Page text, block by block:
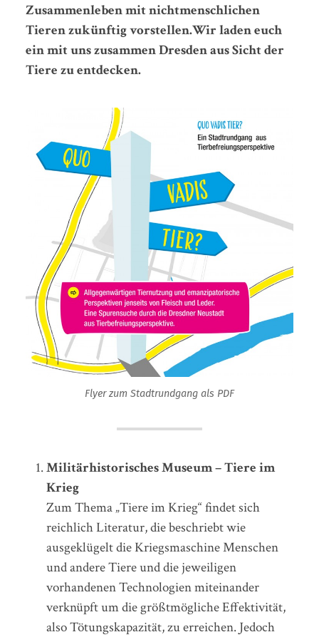
Zusammenleben mit nichtmenschlichen
Tieren zukünftig vorstellen.Wir laden euch
ein mit uns zusammen Dresden aus Sicht der
Tiere zu entdecken.
Flyer zum Stadtrundgang als PDF
Militärhistorisches Museum – Tiere im
Krieg
Zum Thema „Tiere im Krieg“ findet sich
reichlich Literatur, die beschriebt wie
ausgeklügelt die Kriegsmaschine Menschen
und andere Tiere und die jeweiligen
vorhandenen Technologien miteinander
verknüpft um die größtmögliche Effektivität,
also Tötungskapazität, zu erreichen. Jedoch